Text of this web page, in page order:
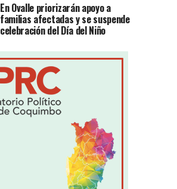
En Ovalle priorizarán apoyo a
familias afectadas y se suspende
celebración del Día del Niño